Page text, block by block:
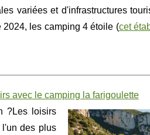
variées et d'infrastructures
les camping 4 étoile (cet
avec le camping la farigoulette
?Les loisirs
l'un des plus